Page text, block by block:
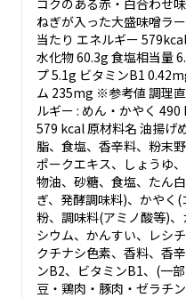
コクのある赤・白合わせ
ねぎが入った大盛味噌ラ
当たり エネルギー
水化物 60.3g 食塩相当
プ 5.1g ビタミンB1
ム 235mg ※参考値 調理
ルギー : めん・かやく
579 kcal 原材料名 油揚げ
脂、食塩、香辛料、粉末
ポークエキス、しょうゆ
物油、砂糖、食塩、たん
ぎ、発酵調味料)、かやく
粉、調味料(アミノ酸等)
シウム、かんすい、レシ
クチナシ色素、香料、香
ンB2、ビタミンB1、(一
豆・鶏肉・豚肉・ゼラチ